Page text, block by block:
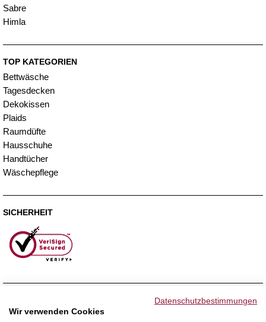
Sabre
Himla
TOP KATEGORIEN
Bettwäsche
Tagesdecken
Dekokissen
Plaids
Raumdüfte
Hausschuhe
Handtücher
Wäschepflege
SICHERHEIT
Datenschutzbestimmungen
Wir verwenden Cookies